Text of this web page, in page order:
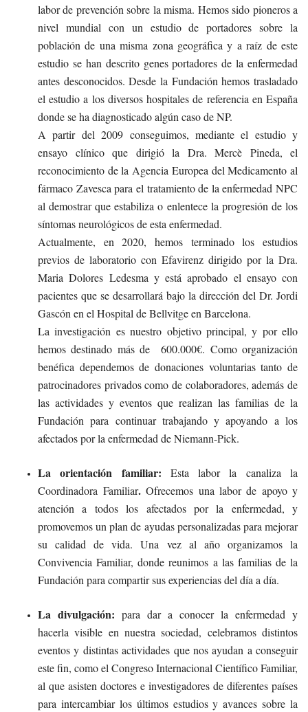
labor de prevención sobre la misma. Hemos sido pioneros a
nivel mundial con un estudio de portadores sobre la
población de una misma zona geográfica y a raíz de este
estudio se han descrito genes portadores de la enfermedad
antes desconocidos. Desde la Fundación hemos trasladado
el estudio a los diversos hospitales de referencia en España
donde se ha diagnosticado algún caso de NP.
A partir del 2009 conseguimos, mediante el estudio y
ensayo clínico que dirigió la Dra. Mercè Pineda, el
reconocimiento de la Agencia Europea del Medicamento al
fármaco Zavesca para el tratamiento de la enfermedad NPC
al demostrar que estabiliza o enlentece la progresión de los
síntomas neurológicos de esta enfermedad.
Actualmente, en 2020, hemos terminado los estudios
previos de laboratorio con Efavirenz dirigido por la Dra.
Maria Dolores Ledesma y está aprobado el ensayo con
pacientes que se desarrollará bajo la dirección del Dr. Jordi
Gascón en el Hospital de Bellvitge en Barcelona.
La investigación es nuestro objetivo principal, y por ello
hemos destinado más de 600.000€. Como organización
benéfica dependemos de donaciones voluntarias tanto de
patrocinadores privados como de colaboradores, además de
las actividades y eventos que realizan las familias de la
Fundación para continuar trabajando y apoyando a los
afectados por la enfermedad de Niemann-Pick.
La orientación familiar: Esta labor la canaliza la
Coordinadora Familiar. Ofrecemos una labor de apoyo y
atención a todos los afectados por la enfermedad, y
promovemos un plan de ayudas personalizadas para mejorar
su calidad de vida. Una vez al año organizamos la
Convivencia Familiar, donde reunimos a las familias de la
Fundación para compartir sus experiencias del día a día.
La divulgación: para dar a conocer la enfermedad y
hacerla visible en nuestra sociedad, celebramos distintos
eventos y distintas actividades que nos ayudan a conseguir
este fin, como el Congreso Internacional Científico Familiar,
al que asisten doctores e investigadores de diferentes países
para intercambiar los últimos estudios y avances sobre la